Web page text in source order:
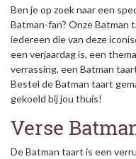
Ben je op zoek naar een
Batman-fan? Onze
iedereen die van deze
een verjaardag is, een
verrassing, een Batman
Bestel de Batman taart
gekoeld bij jou thuis!
Verse
De Batman taart is een